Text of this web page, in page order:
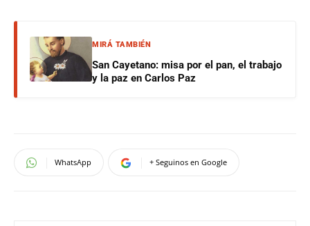
MIRÁ TAMBIÉN
San Cayetano: misa por el pan, el trabajo
y la paz en Carlos Paz
WhatsApp + Seguinos en Google